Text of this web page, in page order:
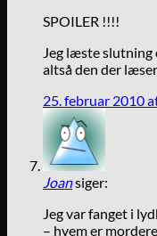
SPOILER !!!!
Jeg læste
altså den der
25. februar 2010
Joansiger:
Jeg var fanget i
– hvem er